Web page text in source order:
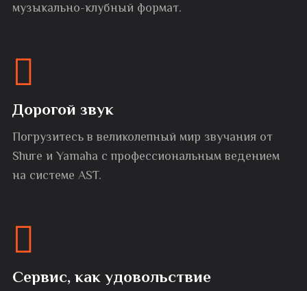
музыкально-клубный формат.
Дорогой звук
Погрузитесь в великолепный мир звучания от
Shure и Yamaha с профессиональным ведением
на системе AST.
Сервис, как удовольствие